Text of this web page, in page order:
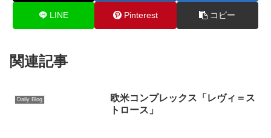
LINE Pinterest コピー
関連記事
Daily Blog
欧米コンプレックス「レヴィ＝ス
トロース」